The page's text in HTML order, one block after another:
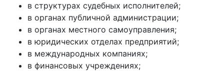
в структурах судебных исполнителей;
в органах публичной администрации;
в органах местного самоуправления;
в юридических отделах предприятий;
в международных компаниях;
в финансовых учреждениях;